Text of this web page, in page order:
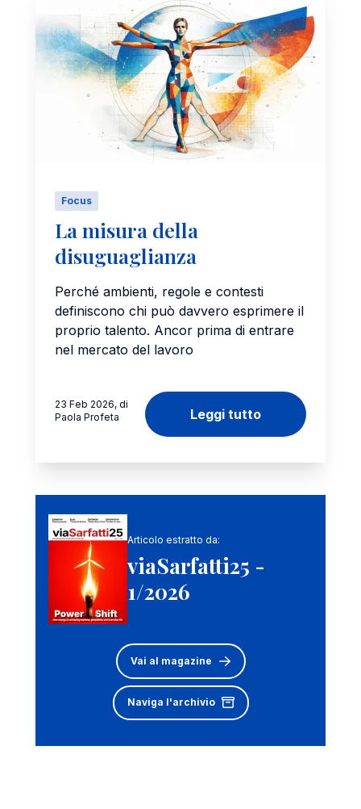
Focus
La misura della
disuguaglianza
Perché ambienti, regole e contesti
definiscono chi può davvero esprimere il
proprio talento. Ancor prima di entrare
nel mercato del lavoro
23 Feb 2026, di
Paola Profeta
Leggi tutto
Articolo estratto da:
viaSarfatti25 -
1/2026
Vai al magazine
Naviga l'archivio